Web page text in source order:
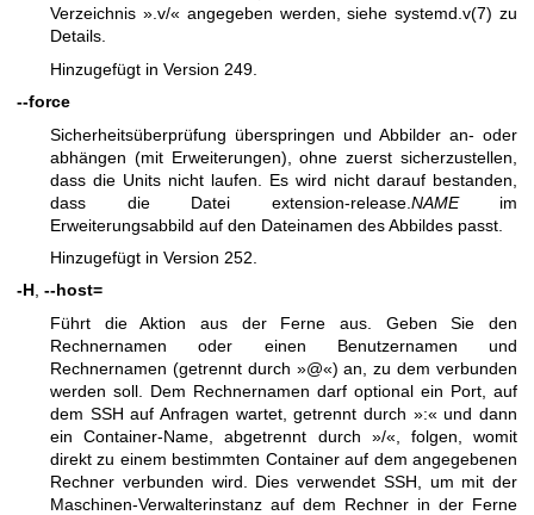
Verzeichnis ».v/« angegeben werden, siehesystemd.v(7) zu
Details.
Hinzugefügt in Version 249.
--force
Sicherheitsüberprüfung überspringen und Abbilder an- oder
abhängen (mit Erweiterungen), ohne zuerst sicherzustellen,
dass die Units nicht laufen. Es wird nicht darauf bestanden,
dass die Datei extension-release. NAMEim
Erweiterungsabbild auf den Dateinamen des Abbildes passt.
Hinzugefügt in Version 252.
-H, --host=
Führt die Aktion aus der Ferne aus. Geben Sie den
Rechnernamen oder einen Benutzernamen und
Rechnernamen (getrennt durch »@«) an, zu dem verbunden
werden soll. Dem Rechnernamen darf optional ein Port, auf
dem SSH auf Anfragen wartet, getrennt durch »:« und dann
ein Container-Name, abgetrennt durch »/«, folgen, womit
direkt zu einem bestimmten Container auf dem angegebenen
Rechner verbunden wird. Dies verwendet SSH, um mit der
Maschinen-Verwalterinstanz auf dem Rechner in der Ferne